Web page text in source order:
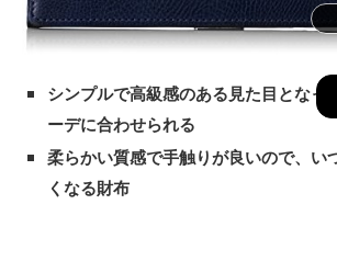
シンプルで高級感のある見た目となっ
ーデに合わせられる
柔らかい質感で手触りが良いので、い
くなる財布